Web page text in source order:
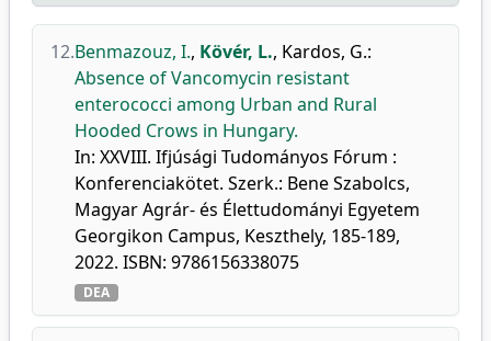
12.Benmazouz, I., Kövér, L., Kardos, G.:
Absence of Vancomycin resistant
enterococci among Urban and Rural
Hooded Crows in Hungary.
In: XXVIII. Ifjúsági Tudományos Fórum :
Konferenciakötet. Szerk.: Bene Szabolcs,
Magyar Agrár- és Élettudományi Egyetem
Georgikon Campus, Keszthely, 185-189,
2022. ISBN: 9786156338075
DEA